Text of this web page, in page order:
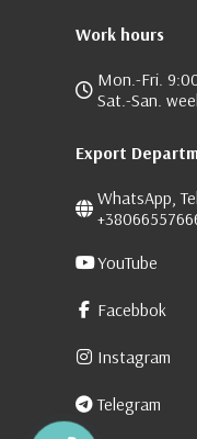
Work hours
Mon.-Fri.
Sat.-San.
Export
WhatsApp,
YouTube
Facebbok
Instagram
Telegram